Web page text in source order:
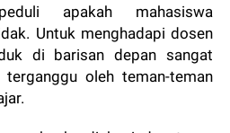
apakah mahasiswa
Untuk menghadapi dosen
di barisan depan sangat
oleh teman-teman